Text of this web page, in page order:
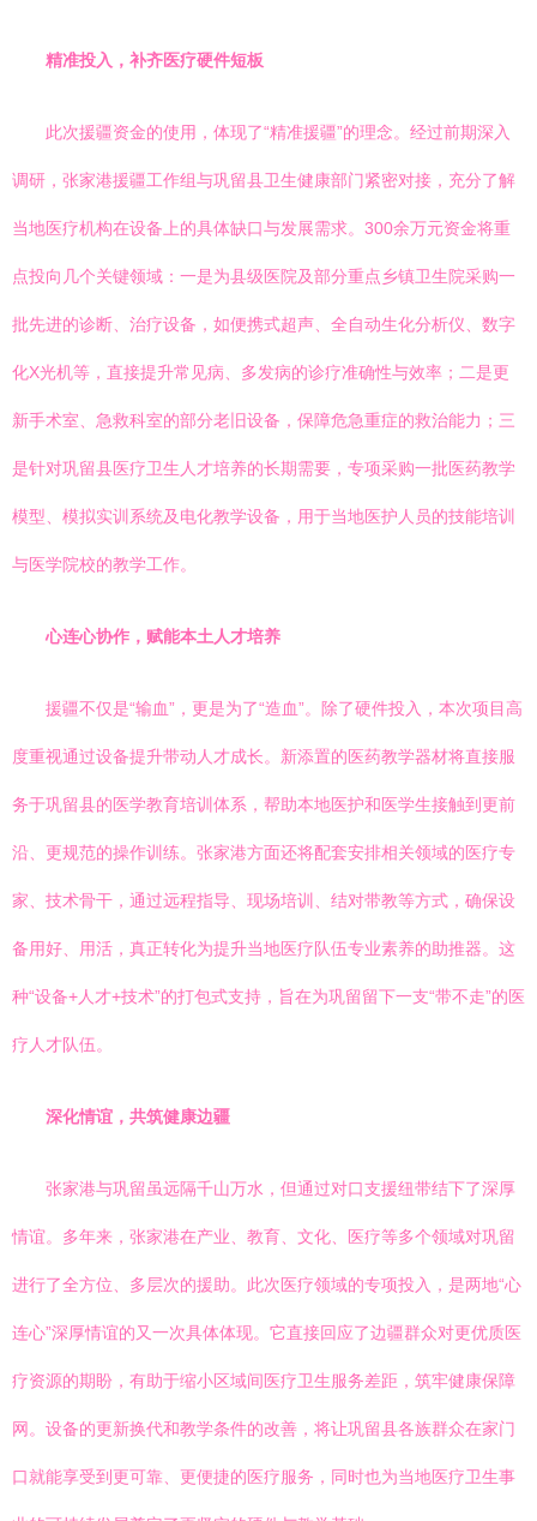
精准投入，补齐医疗硬件短板
此次援疆资金的使用，体现了“精准援疆”的理念。经过前期深入
调研，张家港援疆工作组与巩留县卫生健康部门紧密对接，充分了解
当地医疗机构在设备上的具体缺口与发展需求。300余万元资金将重
点投向几个关键领域：一是为县级医院及部分重点乡镇卫生院采购一
批先进的诊断、治疗设备，如便携式超声、全自动生化分析仪、数字
化X光机等，直接提升常见病、多发病的诊疗准确性与效率；二是更
新手术室、急救科室的部分老旧设备，保障危急重症的救治能力；三
是针对巩留县医疗卫生人才培养的长期需要，专项采购一批医药教学
模型、模拟实训系统及电化教学设备，用于当地医护人员的技能培训
与医学院校的教学工作。
心连心协作，赋能本土人才培养
援疆不仅是“输血”，更是为了“造血”。除了硬件投入，本次项目高
度重视通过设备提升带动人才成长。新添置的医药教学器材将直接服
务于巩留县的医学教育培训体系，帮助本地医护和医学生接触到更前
沿、更规范的操作训练。张家港方面还将配套安排相关领域的医疗专
家、技术骨干，通过远程指导、现场培训、结对带教等方式，确保设
备用好、用活，真正转化为提升当地医疗队伍专业素养的助推器。这
种“设备+人才+技术”的打包式支持，旨在为巩留留下一支“带不走”的医
疗人才队伍。
深化情谊，共筑健康边疆
张家港与巩留虽远隔千山万水，但通过对口支援纽带结下了深厚
情谊。多年来，张家港在产业、教育、文化、医疗等多个领域对巩留
进行了全方位、多层次的援助。此次医疗领域的专项投入，是两地“心
连心”深厚情谊的又一次具体体现。它直接回应了边疆群众对更优质医
疗资源的期盼，有助于缩小区域间医疗卫生服务差距，筑牢健康保障
网。设备的更新换代和教学条件的改善，将让巩留县各族群众在家门
口就能享受到更可靠、更便捷的医疗服务，同时也为当地医疗卫生事